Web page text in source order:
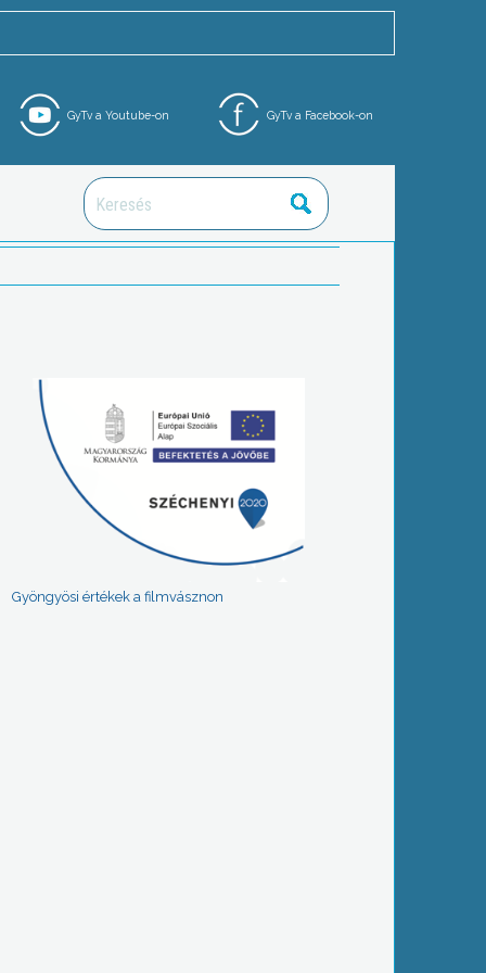
GyTv a Facebook-on
GyTv a Youtube-on
Gyöngyösi értékek a filmvásznon